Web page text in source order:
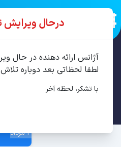
تور آنتالیا 6 شب تیر
3 مرداد
درحال
آژانس ارائه دهنده در حال
لطفا لحظاتی بعد دوباره
با تشکر، لحظه آخر